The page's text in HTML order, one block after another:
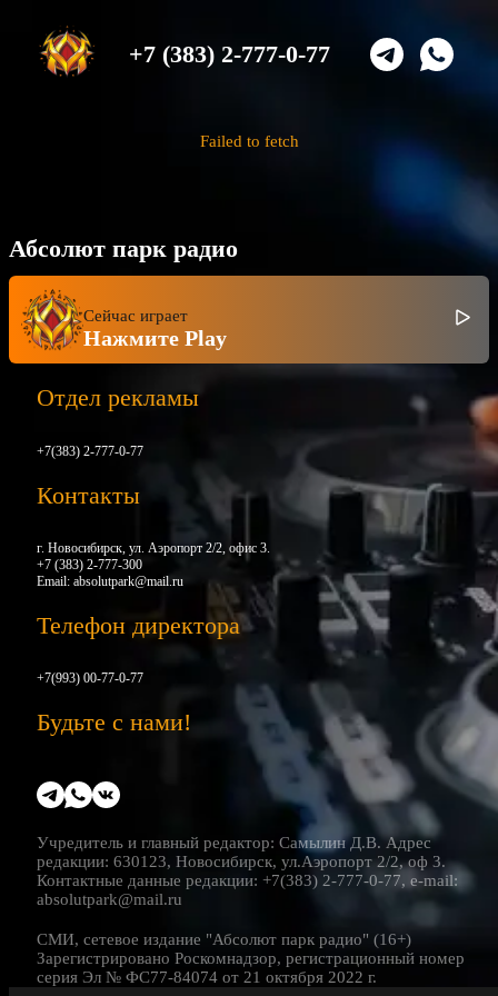
+7 (383) 2-777-0-77
Failed to fetch
Абсолют парк радио
Сейчас играет
Нажмите Play
Отдел рекламы
+7(383) 2-777-0-77
Контакты
г. Новосибирск, ул. Аэропорт 2/2, офис 3.
+7 (383) 2-777-300
Email: absolutpark@mail.ru
Телефон директора
+7(993) 00-77-0-77
Будьте с нами!
Учредитель и главный редактор: Самылин Д.В. Адрес
редакции: 630123, Новосибирск, ул.Аэропорт 2/2, оф 3.
Контактные данные редакции: +7(383) 2-777-0-77, e-mail:
absolutpark@mail.ru
СМИ, сетевое издание "Абсолют парк радио" (16+)
Зарегистрировано Роскомнадзор, регистрационный номер
серия Эл № ФС77-84074 от 21 октября 2022 г.